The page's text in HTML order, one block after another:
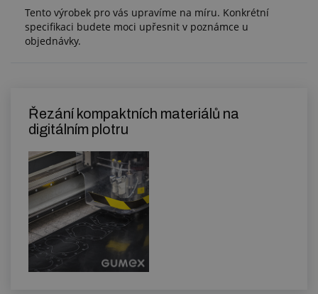
Tento výrobek pro vás upravíme na míru. Konkrétní
specifikaci budete moci upřesnit v poznámce u
objednávky.
Řezání kompaktních materiálů na
digitálním plotru